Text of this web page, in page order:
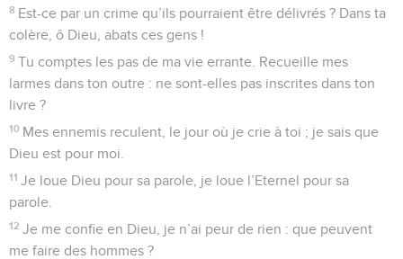
8 Est-ce par un crime qu’ils pourraient être délivrés ? Dans ta
colère, ô Dieu, abats ces gens !
9 Tu comptes les pas de ma vie errante. Recueille mes
larmes dans ton outre : ne sont-elles pas inscrites dans ton
livre ?
10 Mes ennemis reculent, le jour où je crie à toi ; je sais que
Dieu est pour moi.
11 Je loue Dieu pour sa parole, je loue l’Eternel pour sa
parole.
12 Je me confie en Dieu, je n’ai peur de rien : que peuvent
me faire des hommes ?